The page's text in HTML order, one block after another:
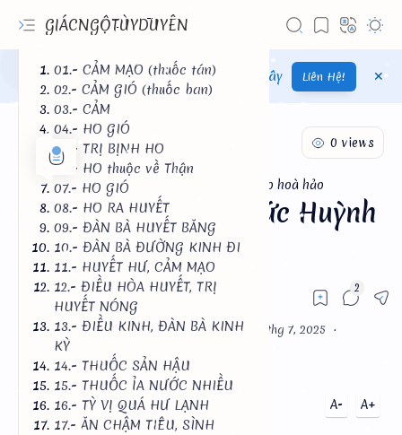
GIÁCNGỘTÙYDUYÊN
Tải App trang về điện thoại android... Tại Đây Liên Hệ!
Trang chủ đức huỳnh giáo chủ phật giáo hoà hảo
33 Toa Thuốc Của Đức Huỳnh
Giáo Chủ
A+
A-
01.- CẢM MẠO (thuốc tán)
02.- CẢM GIÓ (thuốc ban)
03.- CẢM
04.- HO GIÓ
05.- TRỊ BỊNH HO
06.- HO thuộc về Thận
07.- HO GIÓ
08.- HO RA HUYẾT
09.- ĐÀN BÀ HUYẾT BĂNG
10.- ĐÀN BÀ ĐƯỜNG KINH ĐI
11.- HUYẾT HƯ, CẢM MẠO
12.- ĐIỀU HÒA HUYẾT, TRỊ
HUYẾT NÓNG
13.- ĐIỀU KINH, ĐÀN BÀ KINH
KỲ
14.- THUỐC SẢN HẬU
15.- THUỐC ỈA NƯỚC NHIỀU
16.- TỲ VỊ QUÁ HƯ LẠNH
17.- ĂN CHẬM TIÊU, SÌNH